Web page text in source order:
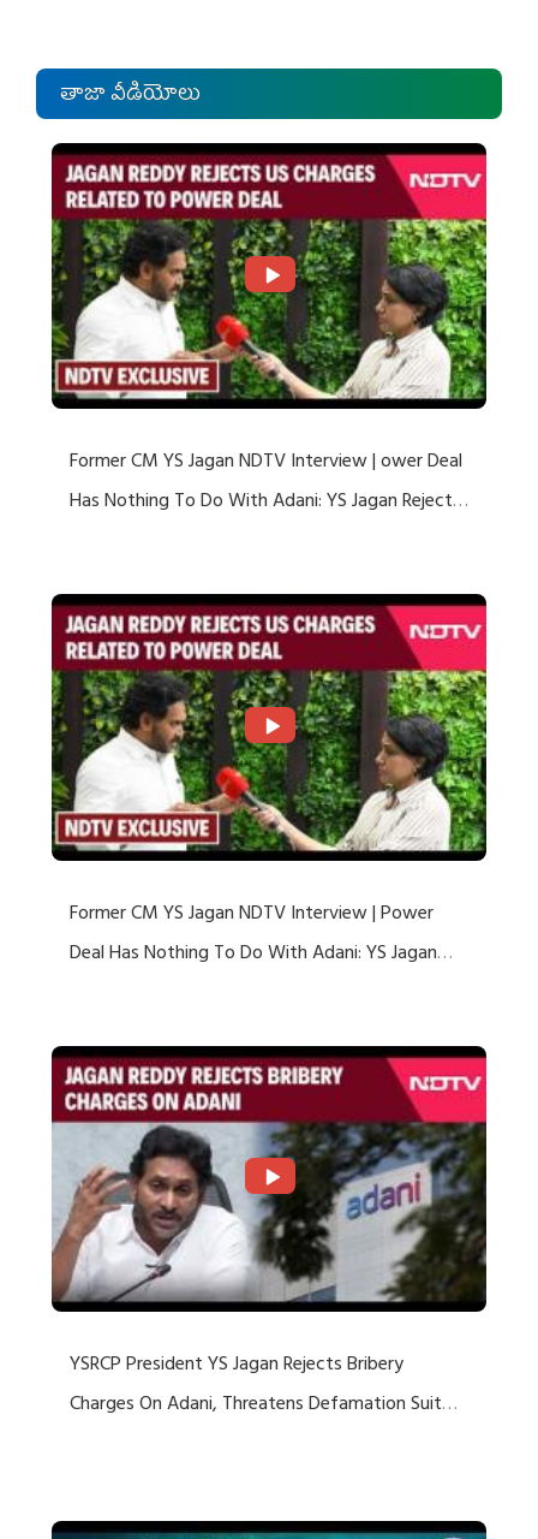
తాజా వీడియోలు
Former CM YS Jagan NDTV Interview | ower Deal
Has Nothing To Do With Adani: YS Jagan Rejects
Former CM YS Jagan NDTV Interview | Power
Deal Has Nothing To Do With Adani: YS Jagan
YSRCP President YS Jagan Rejects Bribery
Charges On Adani, Threatens Defamation Suit